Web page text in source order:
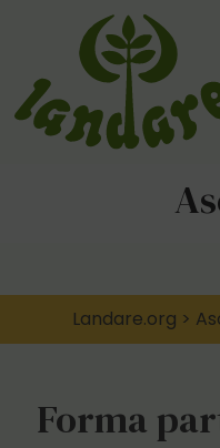
Landare.org >
Forma